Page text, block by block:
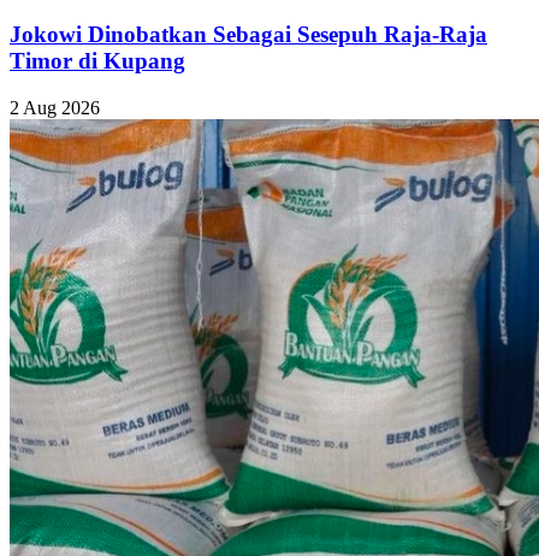
Jokowi Dinobatkan Sebagai Sesepuh Raja-Raja
Timor di Kupang
2 Aug 2026